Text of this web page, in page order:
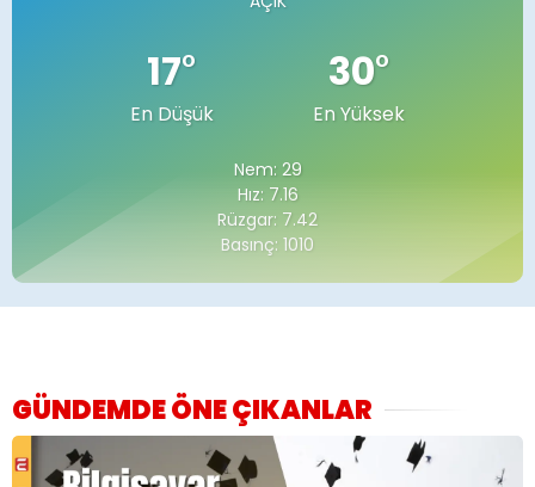
17°
En Düşük
30°
En Yüksek
Nem: 29
Hız: 7.16
Rüzgar: 7.42
Basınç: 1010
GÜNDEMDE ÖNE ÇIKANLAR